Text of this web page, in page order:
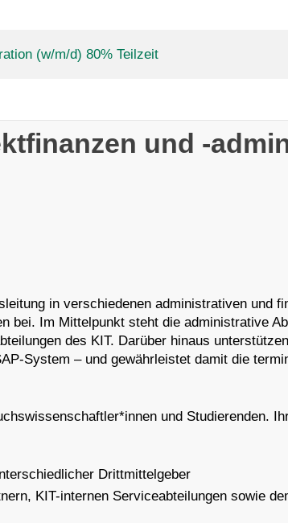
(w/m/d) 80% Teilzeit
und -
in verschiedenen administrativen und
bei. Im Mittelpunkt steht die administrative
des KIT. Darüber hinaus
System – und gewährleistet damit die
und Studierenden.
Drittmittelgeber
KIT-internen Serviceabteilungen sowie